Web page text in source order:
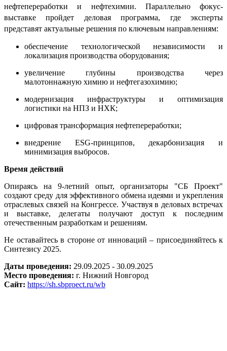
нефтепереработки и нефтехимии. Параллельно фокус-
выставке пройдет деловая программа, где эксперты
представят актуальные решения по ключевым направлениям:
обеспечение технологической независимости и
локализация производства оборудования;
увеличение глубины производства через
малотоннажную химию и нефтегазохимию;
модернизация инфраструктуры и оптимизация
логистики на НПЗ и НХК;
цифровая трансформация нефтепереработки;
внедрение ESG-принципов, декарбонизация и
минимизация выбросов.
Время действий
Опираясь на 9-летний опыт, организаторы "СБ Проект"
создают среду для эффективного обмена идеями и укрепления
отраслевых связей на Конгрессе. Участвуя в деловых встречах
и выставке, делегаты получают доступ к последним
отечественным разработкам и решениям.
Не оставайтесь в стороне от инноваций – присоединяйтесь к
Синтезису 2025.
Даты проведения: 29.09.2025 - 30.09.2025
Место проведения: г. Нижний Новгород
Сайт: https://sh.sbproect.ru/wb